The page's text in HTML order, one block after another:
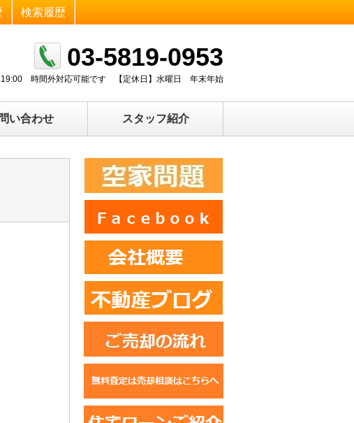
検索履歴
03-5819-0953
19:00 時間外対応可能です 【定休日】 水曜日 年末年始
い合わせ スタッフ紹介